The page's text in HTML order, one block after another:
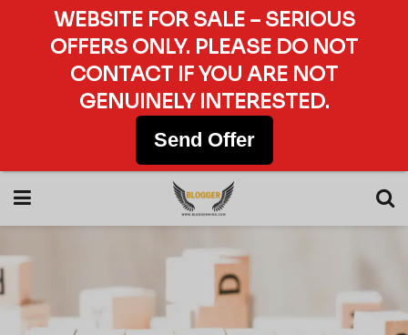
WEBSITE FOR SALE – SERIOUS
OFFERS ONLY. PLEASE DO NOT
CONTACT IF YOU ARE NOT
GENUINELY INTERESTED.
Send Offer